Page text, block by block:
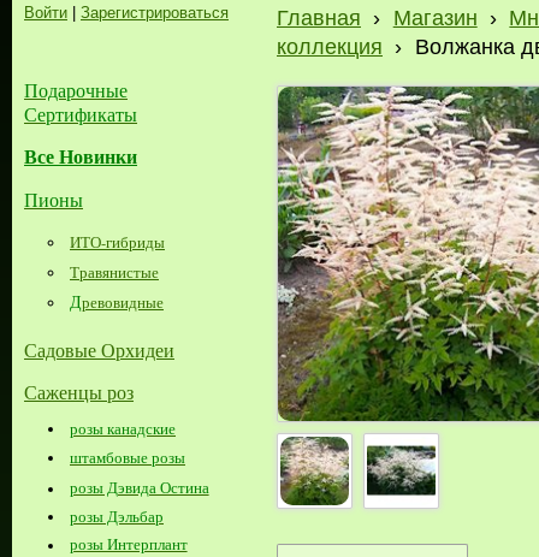
Войти Зарегистрироваться
Подарочные
Сертификаты
Все Новинки
Пионы
ИТО-гибриды
Травянистые
Древовидные
Садовые Орхидеи
Саженцы роз
розы канадские
штамбовые розы
розы Дэвида Остина
розы Дэльбар
розы Интерплант
Главная › Магазин ›
коллекция › Волжанка